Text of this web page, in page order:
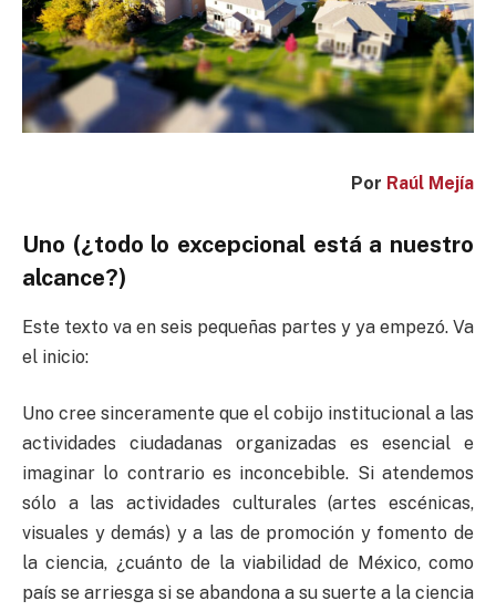
Por Raúl Mejía
Uno (¿todo lo excepcional está a nuestro
alcance?)
Este texto va en seis pequeñas partes y ya empezó. Va
el inicio:
Uno cree sinceramente que el cobijo institucional a las
actividades ciudadanas organizadas es esencial e
imaginar lo contrario es inconcebible. Si atendemos
sólo a las actividades culturales (artes escénicas,
visuales y demás) y a las de promoción y fomento de
la ciencia, ¿cuánto de la viabilidad de México, como
país se arriesga si se abandona a su suerte a la ciencia